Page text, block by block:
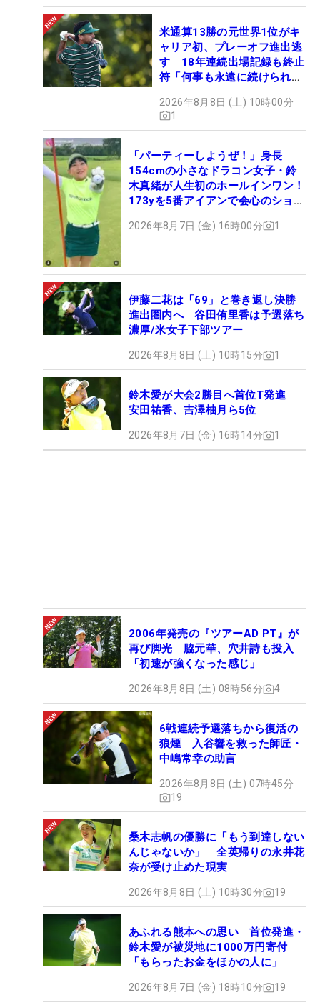
米通算13勝の元世界1位がキ
ャリア初、プレーオフ進出逃
す 18年連続出場記録も終止
符「何事も永遠に続けられな
2026年8月8日 (土) 10時00分
1
「パーティーしようぜ！」身長
154cmの小さなドラコン女子・鈴
木真緒が人生初のホールインワン！
173yを5番アイアンで会心のショッ
2026年8月7日 (金) 16時00分 1
伊藤二花は「69」と巻き返し決勝
進出圏内へ 谷田侑里香は予選落ち
濃厚/米女子下部ツアー
2026年8月8日 (土) 10時15分 1
鈴木愛が大会2勝目へ首位T発進
安田祐香、吉澤柚月ら5位
2026年8月7日 (金) 16時14分 1
2006年発売の『ツアーAD PT』が
再び脚光 脇元華、穴井詩も投入
「初速が強くなった感じ」
2026年8月8日 (土) 08時56分 4
6戦連続予選落ちから復活の
狼煙 入谷響を救った師匠・
中嶋常幸の助言
2026年8月8日 (土) 07時45分
19
桑木志帆の優勝に「もう到達しない
んじゃないか」 全英帰りの永井花
奈が受け止めた現実
2026年8月8日 (土) 10時30分 19
あふれる熊本への思い 首位発進・
鈴木愛が被災地に1000万円寄付
「もらったお金をほかの人に」
2026年8月7日 (金) 18時10分 19